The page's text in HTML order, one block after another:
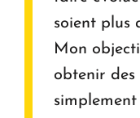
soient plus
Mon
obtenir des